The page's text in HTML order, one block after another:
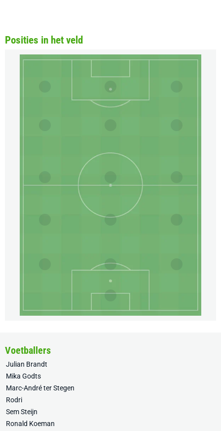
Posities in het veld
Voetballers
Julian Brandt
Mika Godts
Marc-André ter Stegen
Rodri
Sem Steijn
Ronald Koeman